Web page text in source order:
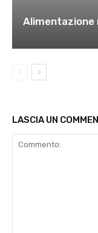
Alimentazione
LASCIA UN